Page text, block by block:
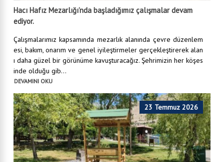
Hacı Hafız Mezarlığı’nda başladığımız çalışmalar devam
ediyor.
Çalışmalarımız kapsamında mezarlık alanında çevre düzenlem
esi, bakım, onarım ve genel iyileştirmeler gerçekleştirerek alan
ı daha güzel bir görünüme kavuşturacağız. Şehrimizin her köşes
inde olduğu gib...
DEVAMINI OKU
23 Temmuz 2026